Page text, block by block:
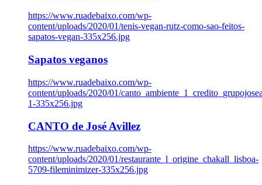
https://www.ruadebaixo.com/wp-
content/uploads/2020/01/tenis-vegan-rutz-como-sao-feitos-
sapatos-vegan-335x256.jpg
Sapatos veganos
https://www.ruadebaixo.com/wp-
content/uploads/2020/01/
1-335x256.jpg
CANTO de José Avillez
https://www.ruadebaixo.com/wp-
content/uploads/2020/01/restaurante_l_origine_chakall_lisboa-
5709-fileminimizer-335x256.jpg